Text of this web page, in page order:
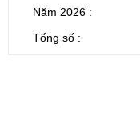
Năm 2026 :
Tổng số :